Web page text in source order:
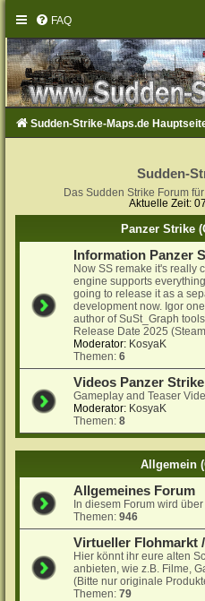
FAQ
Sudden-Strike-Maps.de
Sudden-
Das Sudden Strike Forum
Aktuelle Zeit:
Panzer Strike
Information Panzer
Now SS remake it's really
engine supports
going to release it as a
development now. Igor
author of SuSt_Graph
Release Date 2025
Moderator: KosyaK
Themen:6
Videos Panzer Strike
Gameplay and Teaser
Moderator: KosyaK
Themen:8
Allgemein
Allgemeines Forum
In diesem Forum wird
Themen:946
Virtueller Flohmarkt
Hier könnt ihr eure alten
anbieten, wie z.B. Filme,
(Bitte nur originale
Themen:79